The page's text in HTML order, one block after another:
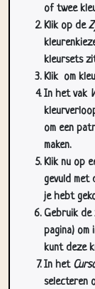
of twee
Klik op de
kleursets
Klik om
In het vak
om een
maken.
Klik nu op
gevuld
je hebt
Gebruik
pagina) om
kunt deze
In het
selecteren